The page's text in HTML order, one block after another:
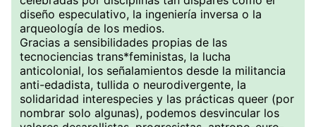
diseño especulativo, la ingeniería inversa o la
arqueología de los medios.
Gracias a sensibilidades propias de las
tecnociencias trans*feministas, la lucha
anticolonial, los señalamientos desde la militancia
anti-edadista, tullida o neurodivergente, la
solidaridad interespecies y las prácticas queer (por
nombrar solo algunas), podemos desvincular los